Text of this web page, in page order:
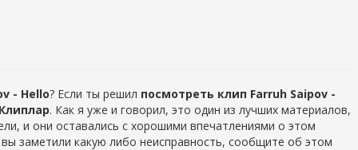
- Hello? Если ты решил посмотреть клип Farruh Saipov -
Клиплар. Как я уже и говорил, это один из лучших материалов,
и они оставались с хорошими впечатлениями о этом
заметили какую либо неисправность, сообщите об этом